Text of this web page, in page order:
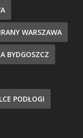
WARSZAWA
BYDGOSZCZ
PODŁOGI